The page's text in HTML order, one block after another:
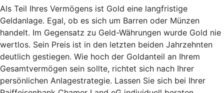
Als Teil Ihres Vermögens ist Gold eine langfristige
Geldanlage. Egal, ob es sich um Barren oder Münzen
handelt. Im Gegensatz zu Geld-Währungen wurde Gold nie
wertlos. Sein Preis ist in den letzten beiden Jahrzehnten
deutlich gestiegen. Wie hoch der Goldanteil an Ihrem
Gesamtvermögen sein sollte, richtet sich nach Ihrer
persönlichen Anlagestrategie. Lassen Sie sich bei Ihrer